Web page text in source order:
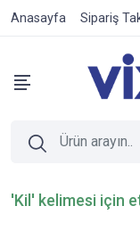
Anasayfa Sipariş
'Kil' kelimesi için